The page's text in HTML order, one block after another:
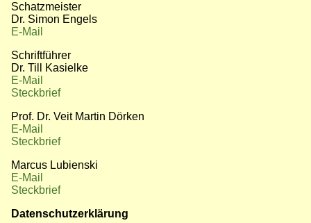
Schatzmeister
Dr. Simon Engels
E-Mail
Schriftführer
Dr. Till Kasielke
E-Mail
Steckbrief
Prof. Dr. Veit Martin Dörken
E-Mail
Steckbrief
Marcus Lubienski
E-Mail
Steckbrief
Datenschutzerklärung